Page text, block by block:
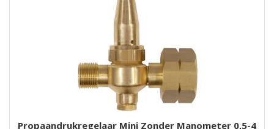
Propaandrukregelaar Mini Zonder Manometer 0,5-4